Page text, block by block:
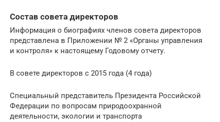
Состав совета директоров
Информация о биографиях членов совета директоров
представлена в Приложении № 2 «Органы управления
и контроля» к настоящему Годовому отчету.
В совете директоров с 2015 года (4 года)
Специальный представитель Президента Российской
Федерации по вопросам природоохранной
деятельности, экологии и транспорта